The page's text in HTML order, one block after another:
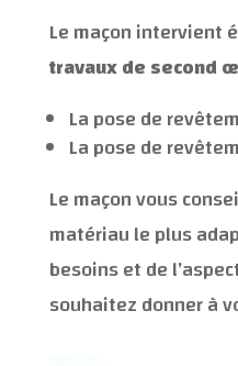
Le maçon intervient
travaux de second
La pose de
La pose de
Le maçon vous
matériau le plus
besoins et de
souhaitez donner à